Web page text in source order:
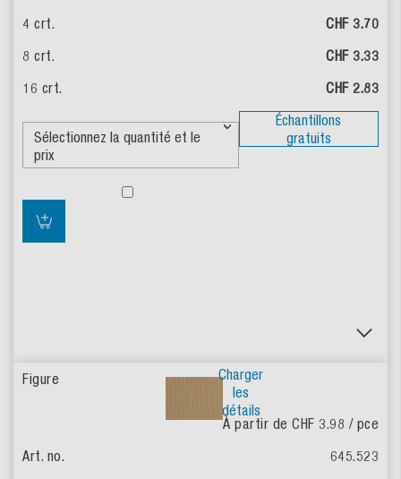
CHF 3.70
CHF 3.33
CHF 2.83
Échantillons
gratuits
Charger
les
détails
À partir de CHF 3.98 / pce
645.523